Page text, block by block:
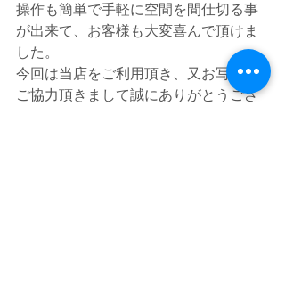
操作も簡単で手軽に空間を間仕切る事
が出来て、お客様も大変喜んで頂けま
した。
今回は当店をご利用頂き、又お写真の
ご協力頂きまして誠にありがとうござ